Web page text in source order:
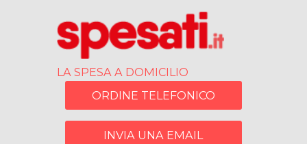
LA SPESA A DOMICILIO
ORDINE TELEFONICO
INVIA UNA EMAIL